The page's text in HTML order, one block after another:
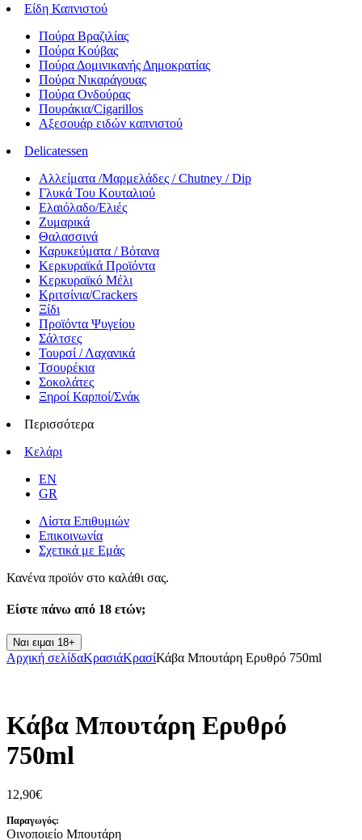
Είδη Καπνιστού
Πούρα Βραζιλίας
Πούρα Κούβας
Πούρα Δομινικανής Δημοκρατίας
Πούρα Νικαράγουας
Πούρα Ονδούρας
Πουράκια/Cigarillos
Αξεσουάρ ειδών καπνιστού
Delicatessen
Αλλείματα /Μαρμελάδες / Chutney / Dip
Γλυκά Του Κουταλιού
Ελαιόλαδο/Ελιές
Ζυμαρικά
Θαλασσινά
Καρυκεύματα / Βότανα
Κερκυραϊκά Προϊόντα
Κερκυραϊκό Μέλι
Κριτσίνια/Crackers
Ξίδι
Προϊόντα Ψυγείου
Σάλτσες
Τουρσί / Λαχανικά
Τσουρέκια
Σοκολάτες
Ξηροί Καρποί/Σνάκ
Περισσότερα
Κελάρι
EN
GR
Λίστα Επιθυμιών
Επικοινωνία
Σχετικά με Εμάς
Κανένα προϊόν στο καλάθι σας.
Είστε πάνω από 18 ετών;
Ναι ειμαι 18+
Αρχική σελίδαΚρασιάΚρασίΚάβα Μπουτάρη Ερυθρό 750ml
Κάβα Μπουτάρη Ερυθρό
750ml
12,90€
Παραγωγός:
Οινοποιείο Μπουτάρη